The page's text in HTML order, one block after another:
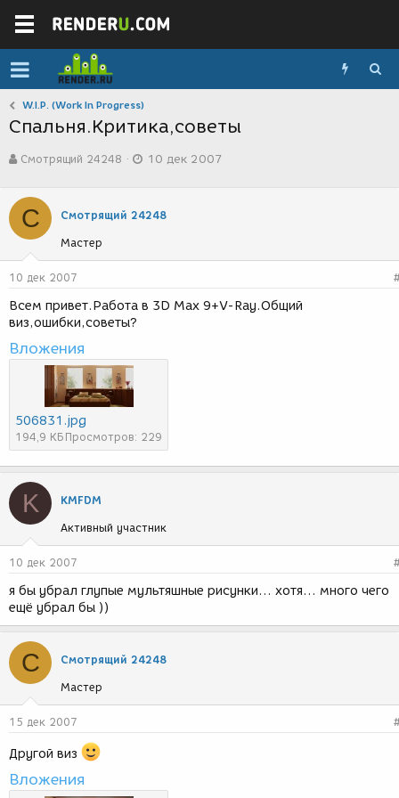
W.I.P. (Work In Progress)
Спальня.Критика,советы
в
о
р
т
е
м
ы
Смотрящий 24248
а
с
д
и
10 дек 2007
С Смотрящий 24248
Мастер
10 дек 2007
Всем привет.Работа в 3D Max 9+V-Ray.Общий
виз,ошибки,советы?
Вложения
506831.jpg
194,9 КБ Просмотров: 229
K KMFDM
Активный участник
10 дек 2007
я бы убрал глупые мультяшные рисунки... хотя... много чего
ещё убрал бы ))
С Смотрящий 24248
Мастер
15 дек 2007
Другой виз
Вложения